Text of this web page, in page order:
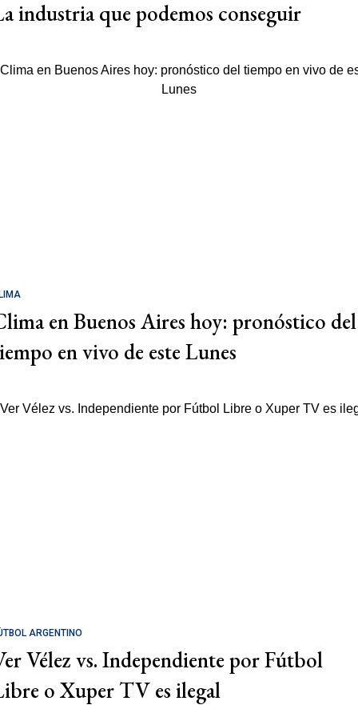
industria que podemos conseguir
en Buenos Aires hoy: pronóstico del
en vivo de este Lunes
ARGENTINO
Vélez vs. Independiente por Fútbol
o Xuper TV es ilegal